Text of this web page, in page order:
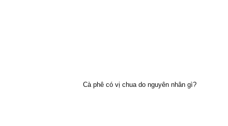
Cà phê có vị chua do nguyên nhân gì?